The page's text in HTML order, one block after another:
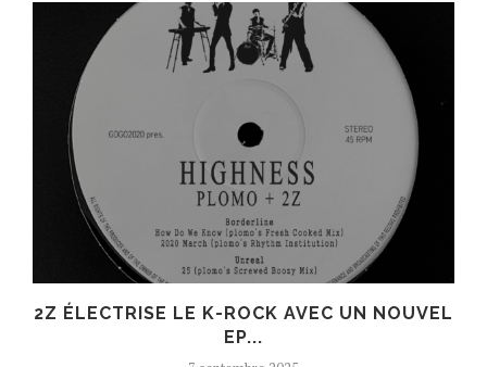
2Z ÉLECTRISE LE K-ROCK AVEC UN NOUVEL
EP...